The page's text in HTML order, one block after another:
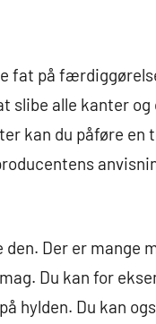
fat på
slibe alle kanter og
kan du påføre
Der er mange
Du kan for
hylden. Du kan